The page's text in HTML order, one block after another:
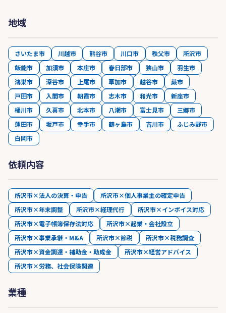
地域
さいたま市 川越市 熊谷市 川口市 秩父市
所沢市
飯能市
加須市 本庄市 春日部市 狭山市
羽生市
鴻巣市
深谷市 上尾市 草加市 越谷市
蕨市
戸田市
入間市 朝霞市 志木市 和光市
新座市
桶川市
久喜市 北本市 八潮市 富士見市
三郷市
蓮田市
坂戸市 幸手市 鶴ヶ島市 吉川市
ふじみ野市
白岡市
依頼内容
所沢市×法人の決算・申告
所沢市×個人事業主の確定申告
所沢市×年末調整
所沢市×経理代行
所沢市×インボイス対応
所沢市×電子帳簿保存法対応
所沢市×起業・会社設立
所沢市×事業承継・M&A
所沢市×節税
所沢市×税務調査
所沢市×資金調達・補助金・助成金
所沢市×経営アドバイス
所沢市×労務、社会保険関連
業種